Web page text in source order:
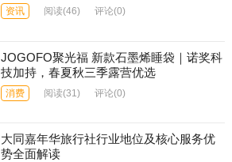
资讯 阅读(46) 评论(0)
​JOGOFO聚光福 新款石墨烯睡袋｜诺奖科
技加持，春夏秋三季露营优选
消费 阅读(31) 评论(0)
大同嘉年华旅行社行业地位及核心服务优
势全面解读